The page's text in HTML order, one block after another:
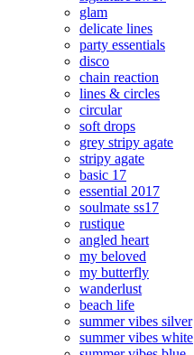
glam
delicate lines
party essentials
disco
chain reaction
lines & circles
circular
soft drops
grey stripy agate
stripy agate
basic 17
essential 2017
soulmate ss17
rustique
angled heart
my beloved
my butterfly
wanderlust
beach life
summer vibes silver
summer vibes white